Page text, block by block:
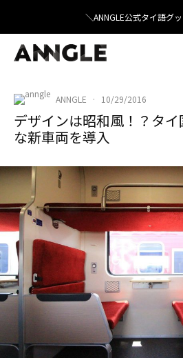
＼ANNGLE公式タイ語グ
ANNGLE · 10/29/2016
デザインは昭和風！？タ
な新車両を導入